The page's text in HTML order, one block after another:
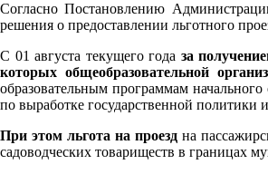
Согласно Постановлению
решения о предоставлении льготного
С 01 августа текущего года за
которых общеобразовательной
образовательным программам
по выработке государственной политики
При этом льгота на проезд на
садоводческих товариществ в границах